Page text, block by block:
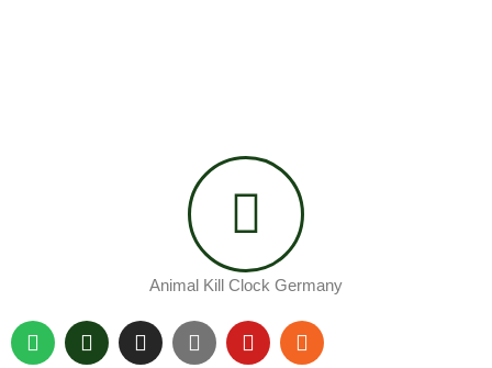
Animal Kill Clock Germany
S
p
P
o
I
n
Y
o
Y
o
R
s